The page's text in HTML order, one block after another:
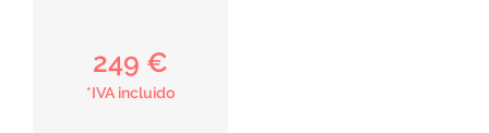
249 €
*IVA incluido